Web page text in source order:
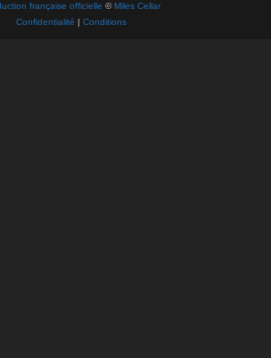
française officielle ©Miles Cellar
Confidentialité | Conditions